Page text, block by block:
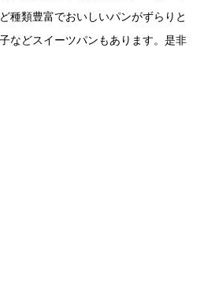
種類豊富でおいしいパンがずらりと
などスイーツパンもあります。是非